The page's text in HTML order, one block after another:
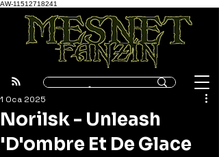
AW-11512718241
Norilsk - Unleash
'D'ombre Et De Glace
1 Oca 2025